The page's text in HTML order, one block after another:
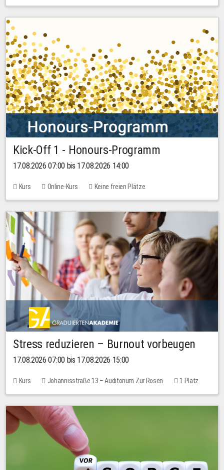
Kick-Off 1 - Honours-Programm
17.08.2026 07:00 bis 17.08.2026 14:00
Kurs Online-Kurs Keine freien Plätze
Stress reduzieren – Burnout vorbeugen
17.08.2026 07:00 bis 17.08.2026 15:00
Kurs Johannisstraße 13 – Auditorium Zur Rosen
1 Platz
10,00 EUR